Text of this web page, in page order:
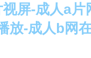
屏-成人a
放-成人b网